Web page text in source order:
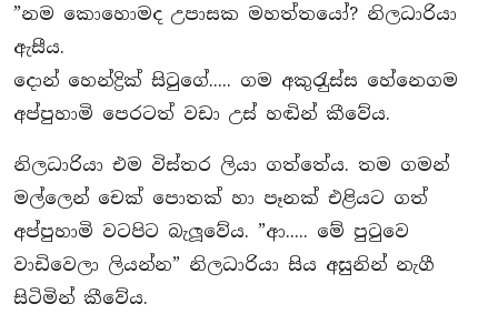
”නම කොහොමද උපාසක මහත්තයෝ? නිලධාරියා
ඇසීය.
දොන් හෙන්ද්‍රික් සිටුගේ..... ගම අකුරැුස්ස හේනෙගම
අප්පුහාමි පෙරටත් වඩා උස් හඬින් කීවේය.
නිලධාරියා එම විස්තර ලියා ගත්තේය. තම ගමන්
මල්ලෙන් චෙක් පොතක් හා පෑනක් එළියට ගත්
අප්පුහාමි වටපිට බැලූවේය. ”ආ..... මේ පුටුවෙ
වාඩිවෙලා ලියන්න” නිලධාරියා සිය අසුනින් නැගී
සිටිමින් කීවේය.